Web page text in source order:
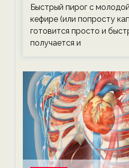
Быстрый пирог с
кефире (или попросту
готовится просто и
получается и